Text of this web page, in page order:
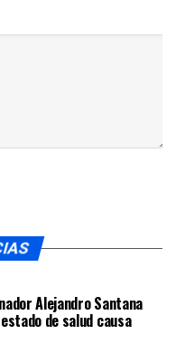
Alejandro Santana
de salud causa